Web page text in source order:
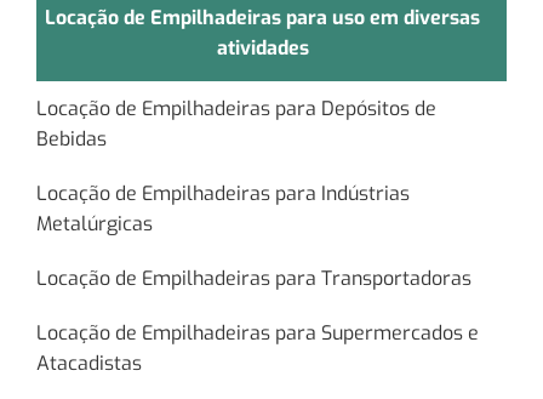
Locação de Empilhadeiras para uso em diversas
atividades
Locação de Empilhadeiras para Depósitos de
Bebidas
Locação de Empilhadeiras para Indústrias
Metalúrgicas
Locação de Empilhadeiras para Transportadoras
Locação de Empilhadeiras para Supermercados e
Atacadistas